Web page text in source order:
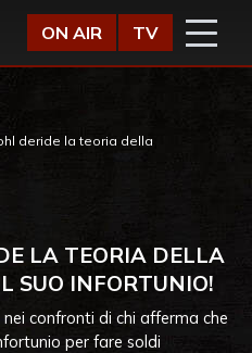
ON AIR TV
deride la teoria della
LA TEORIA DELLA
SUO INFORTUNIO!
confronti di chi afferma che
per fare soldi